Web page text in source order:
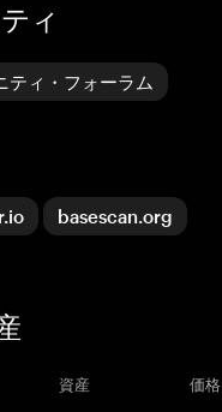
ィ
ティ・フォーラム
basescan.org
資産 価格